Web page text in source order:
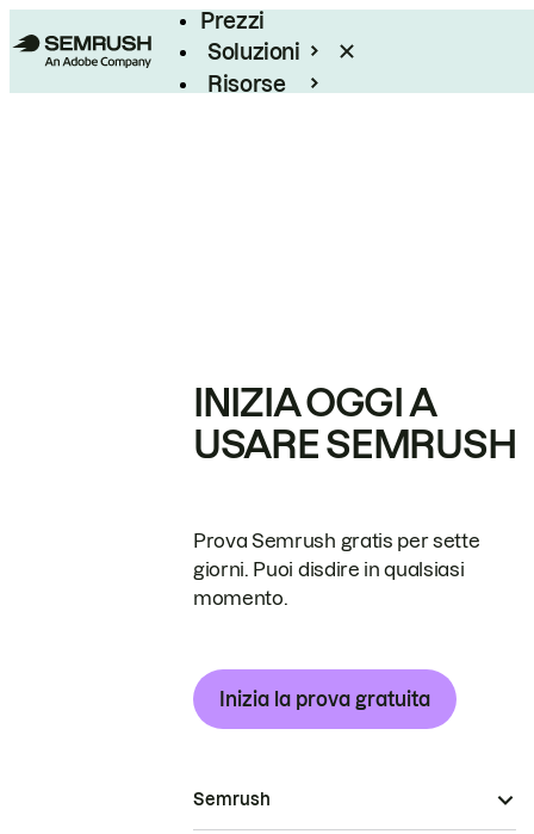
Prezzi
Soluzioni
Risorse
INIZIA OGGI A
USARE SEMRUSH
Prova Semrush gratis per sette
giorni. Puoi disdire in qualsiasi
momento.
Inizia la prova gratuita
Semrush